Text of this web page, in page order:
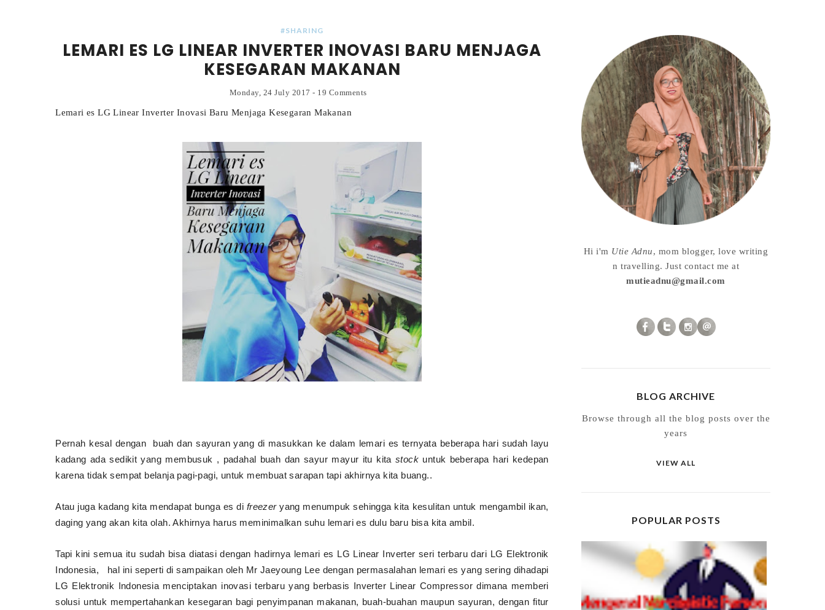
#SHARING
LEMARI ES LG LINEAR INVERTER INOVASI BARU MENJAGA
KESEGARAN MAKANAN
Monday, 24 July 2017 - 19 Comments
Lemari es LG Linear Inverter Inovasi Baru Menjaga Kesegaran Makanan
Pernah kesal dengan
buah dan sayuran yang di masukkan ke dalam lemari es ternyata beberapa hari sudah layu
kadang ada sedikit yang membusuk , padahal buah dan sayur mayur itu kitastock untuk beberapa hari kedepan
karena tidak sempat belanja pagi-pagi, untuk membuat sarapan tapi akhirnya kita buang..
Atau juga kadang kita mendapat bunga es di freezeryang menumpuk sehingga kita kesulitan untuk mengambil ikan,
daging yang akan kita olah. Akhirnya harus meminimalkan suhu lemari es dulu baru bisa kita ambil.
Tapi kini semua itu sudah bisa diatasi dengan hadirnya lemari es LG Linear Inverter seri terbaru dari LG Elektronik
Indonesia,
hal ini seperti di sampaikan oleh Mr Jaeyoung Lee dengan permasalahan lemari es yang sering dihadapi
LG Elektronik Indonesia menciptakan inovasi terbaru yang berbasis Inverter Linear Compressor dimana memberi
solusi untuk mempertahankan kesegaran bagi penyimpanan makanan, buah-buahan maupun sayuran, dengan fitur
Hi i'm Utie Adnu, mom blogger, love writing
n travelling. Just contact me at
mutieadnu@gmail.com
BLOG ARCHIVE
Browse through all the blog posts over the
years
VIEW ALL
POPULAR POSTS